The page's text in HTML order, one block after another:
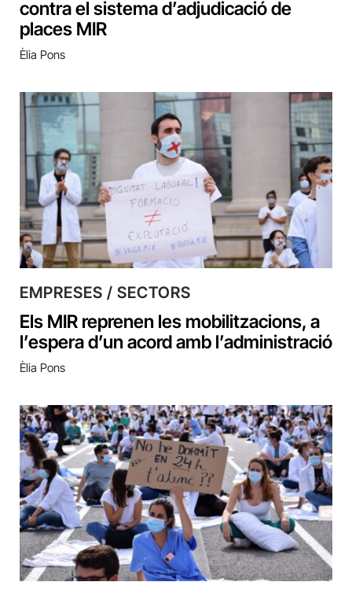
contra el sistema d’adjudicació de
places MIR
Èlia Pons
EMPRESES / SECTORS
Els MIR reprenen les mobilitzacions, a
l’espera d’un acord amb l’administració
Èlia Pons